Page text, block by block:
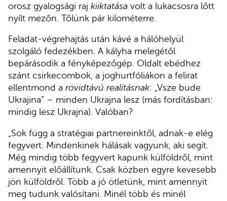
orosz gyalogsági raj kiiktatása volt a lukacsosra lőtt
nyílt mezőn. Tőlünk pár kilométerre.
Feladat-végrehajtás után kávé a hálóhelyül
szolgáló fedezékben. A kályha melegétől
bepárásodik a fényképezőgép. Oldalt ebédhez
szánt csirkecombok, a joghurtfóliákon a felirat
ellentmond a rövidtávú realitásnak: „Vsze bude
Ukrajina” – minden Ukrajna lesz (más fordításban:
mindig lesz Ukrajna). Valóban?
„Sok függ a stratégiai partnereinktől, adnak-e elég
fegyvert. Mindenkinek hálásak vagyunk, aki segít.
Még mindig több fegyvert kapunk külföldről, mint
amennyit előállítunk. Csak közben egyre kevesebb
jön külföldről. Több a jó ötletünk, mint amennyit
meg tudunk valósítani. Minél több és minél